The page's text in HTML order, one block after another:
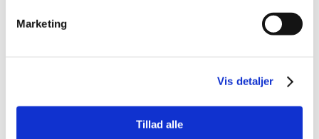
Marketing
Vis detaljer
Tillad alle
Kontantpris ekskl. moms
El